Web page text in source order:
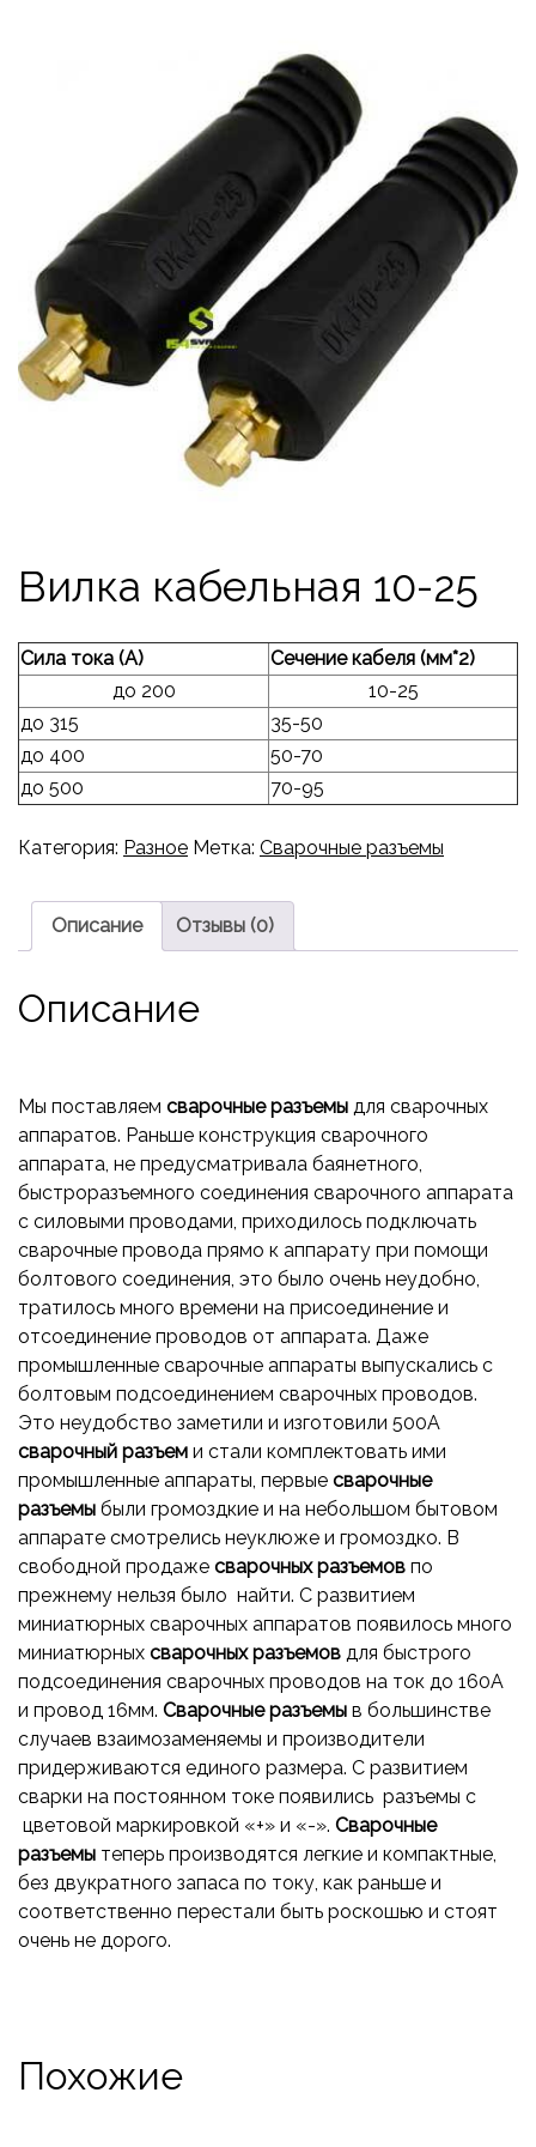
Вилка кабельная 10-25
Сила тока (А)
Сечение кабеля (мм*2)
до 200
10-25
до 315
35-50
до 400
50-70
до 500
70-95
Категория: Разное Метка: Сварочные разъемы
Описание Отзывы (0)
Описание
Мы поставляем сварочные разъемы для сварочных
аппаратов. Раньше конструкция сварочного
аппарата, не предусматривала баянетного,
быстроразъемного соединения сварочного аппарата
с силовыми проводами, приходилось подключать
сварочные провода прямо к аппарату при помощи
болтового соединения, это было очень неудобно,
тратилось много времени на присоединение и
отсоединение проводов от аппарата. Даже
промышленные сварочные аппараты выпускались с
болтовым подсоединением сварочных проводов.
Это неудобство заметили и изготовили 500А
сварочный разъем и стали комплектовать ими
промышленные аппараты, первые сварочные
разъемы были громоздкие и на небольшом бытовом
аппарате смотрелись неуклюже и громоздко. В
свободной продаже сварочных разъемов по
прежнему нельзя было найти. С развитием
миниатюрных сварочных аппаратов появилось много
миниатюрных сварочных разъемов для быстрого
подсоединения сварочных проводов на ток до 160А
и провод 16мм. Сварочные разъемы в большинстве
случаев взаимозаменяемы и производители
придерживаются единого размера. С развитием
сварки на постоянном токе появились разъемы с
цветовой маркировкой «+» и «-». Сварочные
разъемы теперь производятся легкие и компактные,
без двукратного запаса по току, как раньше и
соответственно перестали быть роскошью и стоят
очень не дорого.
Похожие